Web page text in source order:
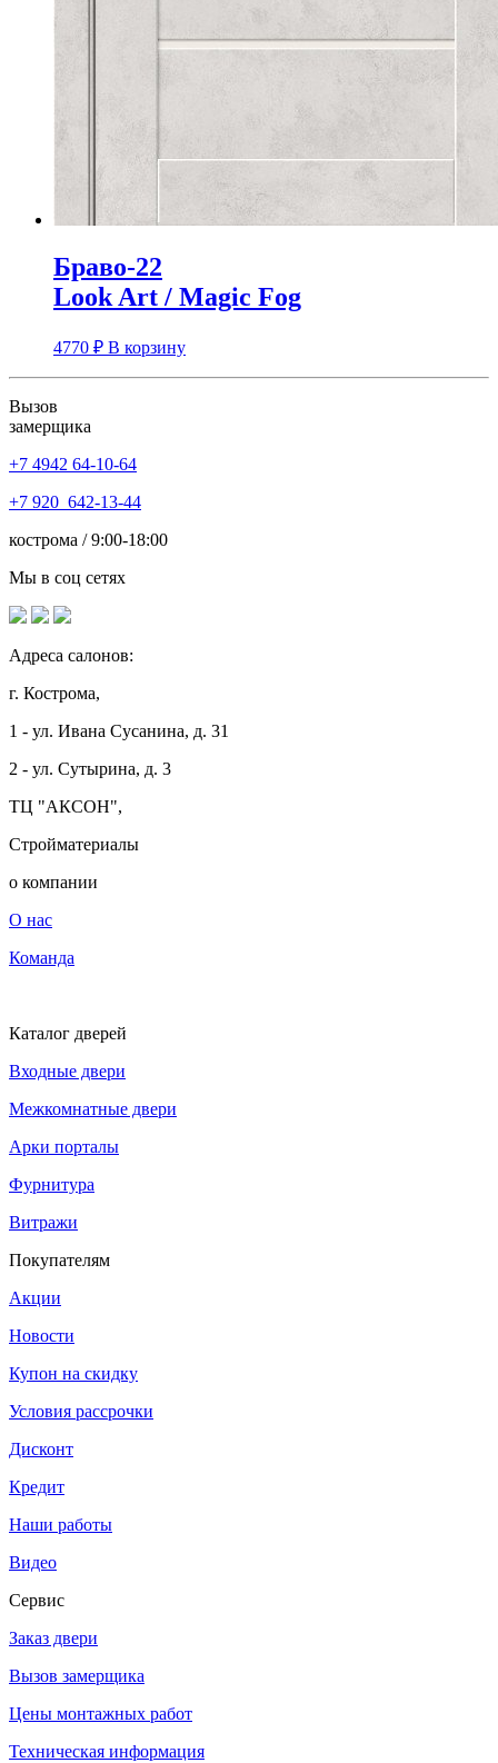
Браво-22
Look Art / Magic Fog
4770 ₽ В корзину
Вызов
замерщика
+7 4942 64-10-64
+7 920 642-13-44
кострома / 9:00-18:00
Мы в соц сетях
Адреса салонов:
г. Кострома,
1 - ул. Ивана Сусанина, д. 31
2 - ул. Сутырина, д. 3
ТЦ "АКСОН",
Стройматериалы
о компании
О нас
Команда
Каталог дверей
Входные двери
Межкомнатные двери
Арки порталы
Фурнитура
Витражи
Покупателям
Акции
Новости
Купон на скидку
Условия рассрочки
Дисконт
Кредит
Наши работы
Видео
Сервис
Заказ двери
Вызов замерщика
Цены монтажных работ
Техническая информация